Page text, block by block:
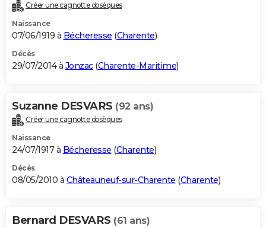
Créer une cagnotte obsèques
Naissance
07/06/1919 à Bécheresse (Charente)
Décès
29/07/2014 à Jonzac(Charente-Maritime)
Suzanne DESVARS (92 ans)
Créer une cagnotte obsèques
Naissance
24/07/1917 à Bécheresse (Charente)
Décès
08/05/2010 à Châteauneuf-sur-Charente (Charente)
Bernard DESVARS (61 ans)